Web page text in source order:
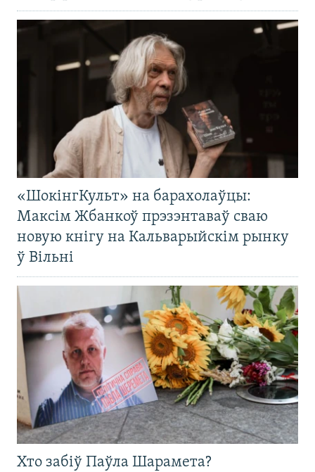
«ШокінгКульт» на барахолаўцы:
Максім Жбанкоў прэзэнтаваў сваю
новую кнігу на Кальварыйскім рынку
ў Вільні
Хто забіў Паўла Шарамета?